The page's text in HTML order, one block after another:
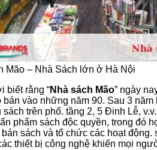
Mão – Nhà Sách lớn ở Hà Nội
biết rằng “Nhà sách Mão” ngày
bán vào những năm 90. Sau 3
trên phố. tầng 2, 5 Đinh Lễ,
phẩm sách độc quyền, trong đó
sách và tổ chức các hoạt
thiết bị công nghệ khiến mọi